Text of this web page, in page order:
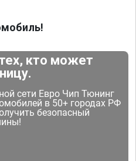
кто может
сети Евро Чип Тюнинг
в 50+ городах РФ
безопасный